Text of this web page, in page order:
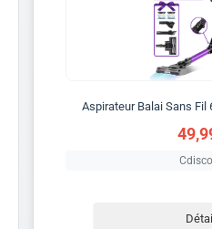
Aspirateur Balai Sans Fil